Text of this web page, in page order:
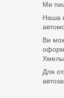
Ми
Наша
Ви
Для